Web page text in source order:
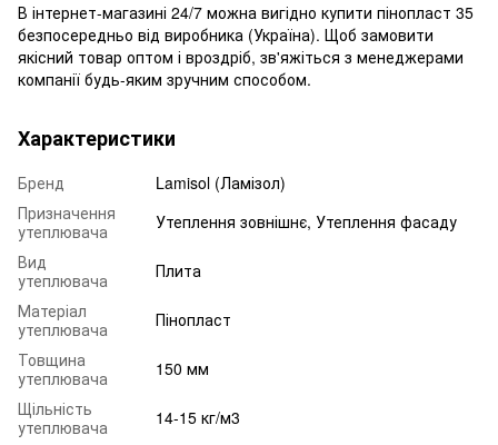
В інтернет-магазині 24/7 можна вигідно купити пінопласт 35
безпосередньо від виробника (Україна). Щоб замовити
якісний товар оптом і вроздріб, зв'яжіться з менеджерами
компанії будь-яким зручним способом.
Характеристики
Бренд
Lamisol (Ламізол)
Призначення
утеплювача
Утеплення зовнішнє, Утеплення фасаду
Вид
утеплювача
Плита
Матеріал
утеплювача
Пінопласт
Товщина
утеплювача
150 мм
Щільність
утеплювача
14-15 кг/м3